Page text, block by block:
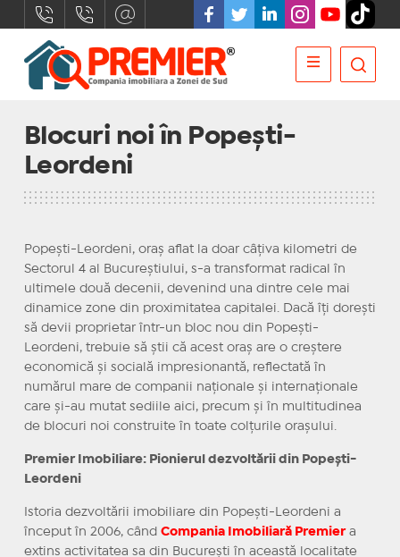
Blocuri noi în Popești-
Leordeni
Popești-Leordeni, oraș aflat la doar câțiva kilometri de
Sectorul 4 al Bucureștiului, s-a transformat radical în
ultimele două decenii, devenind una dintre cele mai
dinamice zone din proximitatea capitalei. Dacă îți dorești
să devii proprietar într-un bloc nou din Popești-
Leordeni, trebuie să știi că acest oraș are o creștere
economică și socială impresionantă, reflectată în
numărul mare de companii naționale și internaționale
care și-au mutat sediile aici, precum și în multitudinea
de blocuri noi construite în toate colțurile orașului.
Premier Imobiliare: Pionierul dezvoltării din Popești-
Leordeni
Istoria dezvoltării imobiliare din Popești-Leordeni a
început în 2006, când Compania Imobiliară Premiera
extins activitatea sa din București în această localitate